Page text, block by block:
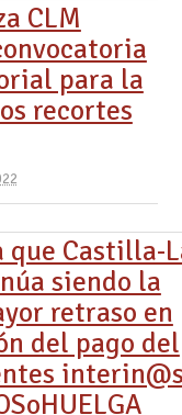
CLM
para la
recortes
que Castilla-
siendo la
retraso en
del pago del